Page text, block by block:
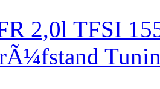
2,0l TFSI